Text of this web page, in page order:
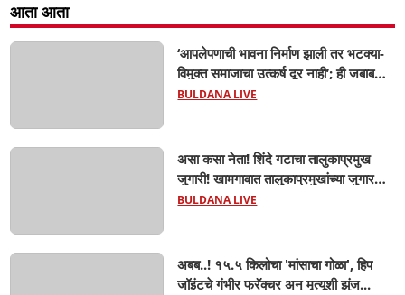
आता आता
‘आपलेपणाची भावना निर्माण झाली तर भटक्या-
विमुक्त समाजाचा उत्कर्ष दूर नाही’; ही जबाबदारी
केवळ सरकारची नाही,आपल्या सर्वांची !
BULDANA LIVE
असा कसा नेता! शिंदे गटाचा तालुकाप्रमुख
जुगारी! खामगावात तालुकाप्रमुखांच्या जुगार
अड्ड्यावर डीवायएसपी पथकाची धाड.. अंधारात
BULDANA LIVE
अबब..! १५.५ किलोचा 'मांसाचा गोळा', हिप
जॉइंटचे गंभीर फ्रॅक्चर अन् मृत्यूशी झुंज...